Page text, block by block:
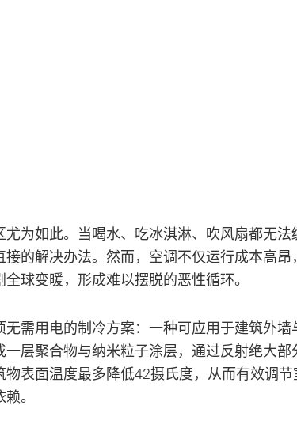
为如此。当喝水、吃冰淇淋、吹风扇都无法
的解决办法。然而，空调不仅运行成本高昂
球变暖，形成难以摆脱的恶性循环。
需用电的制冷方案：一种可应用于建筑外墙
层聚合物与纳米粒子涂层，通过反射绝大部
表面温度最多降低42摄氏度，从而有效调节
。